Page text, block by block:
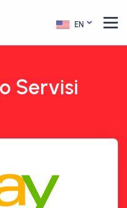
EN
Servisi